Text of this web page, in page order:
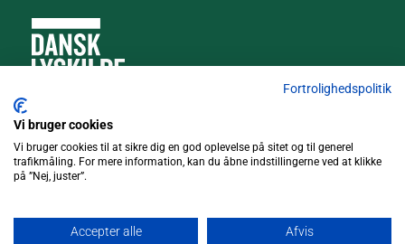
Truckvej 5, 4600 Køge
4371 7311
info@dansklyskilde.dk
Fortrolighedspolitik
Vi bruger cookies
Vi bruger cookies til at sikre dig en god oplevelse på sitet og til generel
trafikmåling. For mere information, kan du åbne indstillingerne ved at klikke
på ”Nej, juster”.
Accepter alle Afvis